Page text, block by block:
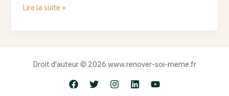
Lire la suite »
Droit d'auteur © 2026 www.renover-soi-meme.fr